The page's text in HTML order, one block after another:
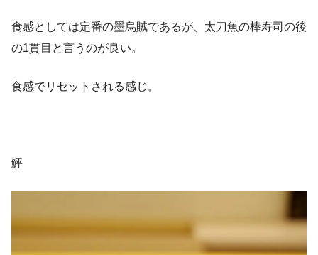
食感としては定番の墨烏賊であるが、太刀魚の棒寿司の後
の1貫目と言うのが良い。
食感でリセットされる感じ。
鮃